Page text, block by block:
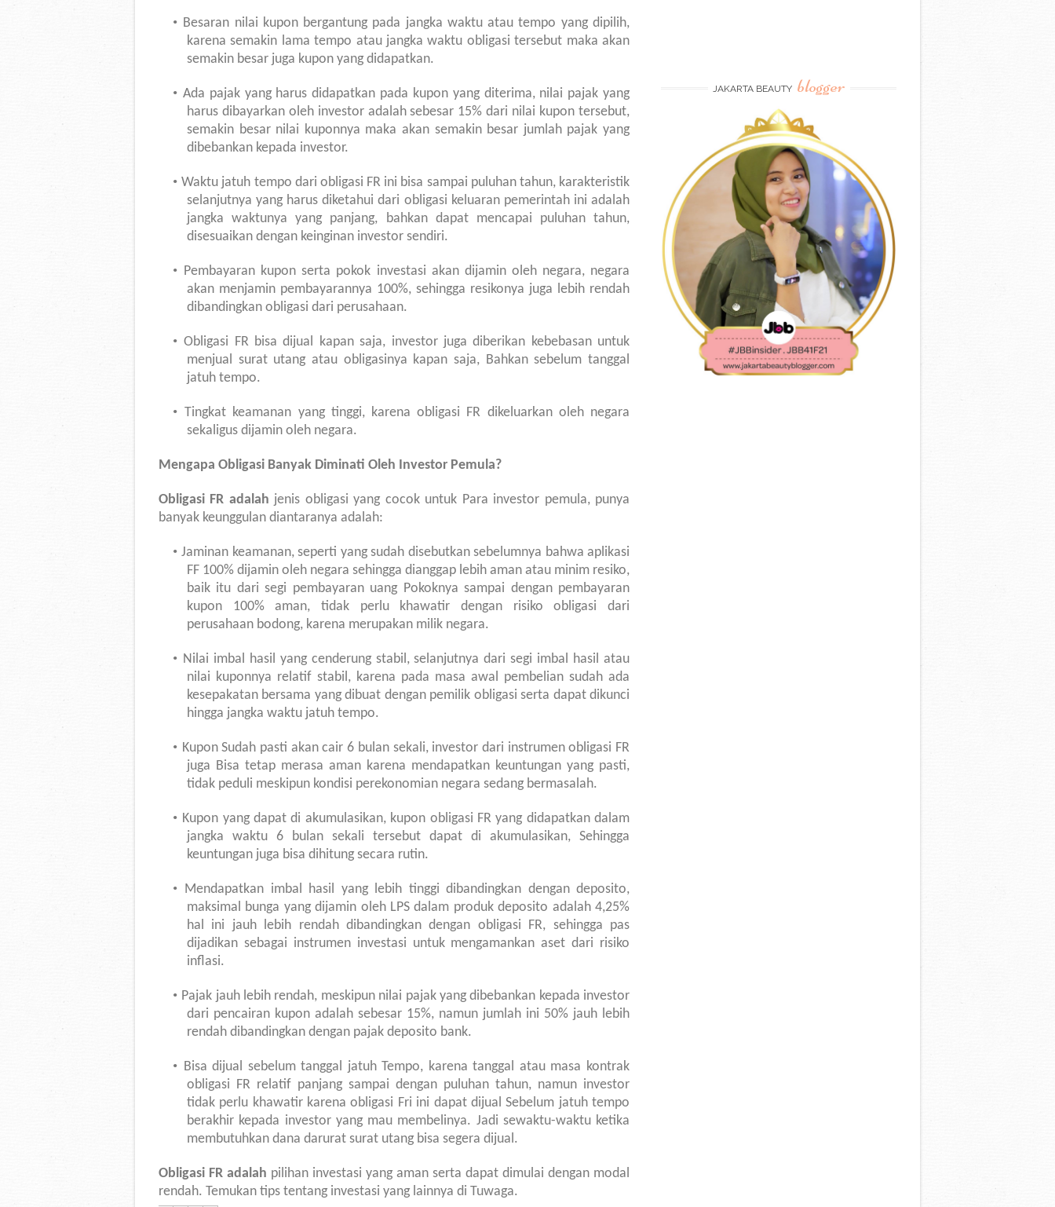
• Besaran nilai kupon bergantung pada jangka waktu atau tempo yang dipilih,
karena semakin lama tempo atau jangka waktu obligasi tersebut maka akan
semakin besar juga kupon yang didapatkan.
• Ada pajak yang harus didapatkan pada kupon yang diterima, nilai pajak yang
harus dibayarkan oleh investor adalah sebesar 15% dari nilai kupon tersebut,
semakin besar nilai kuponnya maka akan semakin besar jumlah pajak yang
dibebankan kepada investor.
•Waktu jatuh tempo dari obligasi FR ini bisa sampai puluhan tahun, karakteristik
selanjutnya yang harus diketahui dari obligasi keluaran pemerintah ini adalah
jangka waktunya yang panjang, bahkan dapat mencapai puluhan tahun,
disesuaikan dengan keinginan investor sendiri.
• Pembayaran kupon serta pokok investasi akan dijamin oleh negara, negara
akan menjamin pembayarannya 100%, sehingga resikonya juga lebih rendah
dibandingkan obligasi dari perusahaan.
•Obligasi FR bisa dijual kapan saja, investor juga diberikan kebebasan untuk
menjual surat utang atau obligasinya kapan saja, Bahkan sebelum tanggal
jatuh tempo.
•Tingkat keamanan yang tinggi, karena obligasi FR dikeluarkan oleh negara
sekaligus dijamin oleh negara.
Mengapa Obligasi Banyak Diminati Oleh Investor Pemula?
Obligasi FR adalah jenis obligasi yang cocok untuk Para investor pemula, punya
banyak keunggulan diantaranya adalah:
•Jaminan keamanan, seperti yang sudah disebutkan sebelumnya bahwa aplikasi
FF 100% dijamin oleh negara sehingga dianggap lebih aman atau minim resiko,
baik itu dari segi pembayaran uang Pokoknya sampai dengan pembayaran
kupon 100% aman, tidak perlu khawatir dengan risiko obligasi dari
perusahaan bodong, karena merupakan milik negara.
• Nilai imbal hasil yang cenderung stabil, selanjutnya dari segi imbal hasil atau
nilai kuponnya relatif stabil, karena pada masa awal pembelian sudah ada
kesepakatan bersama yang dibuat dengan pemilik obligasi serta dapat dikunci
hingga jangka waktu jatuh tempo.
• Kupon Sudah pasti akan cair 6 bulan sekali, investor dari instrumen obligasi FR
juga Bisa tetap merasa aman karena mendapatkan keuntungan yang pasti,
tidak peduli meskipun kondisi perekonomian negara sedang bermasalah.
• Kupon yang dapatdi akumulasikan, kupon obligasi FR yang didapatkan dalam
jangka waktu 6 bulan sekali tersebut dapat di akumulasikan, Sehingga
keuntungan juga bisa dihitung secara rutin.
• Mendapatkan imbal hasil yang lebih tinggi dibandingkan dengan deposito,
maksimal bunga yang dijamin oleh LPS dalam produk deposito adalah 4,25%
hal ini jauh lebih rendah dibandingkan dengan obligasi FR, sehingga pas
dijadikan sebagai instrumen investasi untuk mengamankan aset dari risiko
inflasi.
• Pajak jauh lebih rendah, meskipun nilai pajak yang dibebankan kepada investor
dari pencairan kupon adalah sebesar 15%, namun jumlah ini 50% jauh lebih
rendah dibandingkan dengan pajak deposito bank.
• Bisa dijual sebelum tanggal jatuh Tempo, karena tanggal atau masa kontrak
obligasi FR relatif panjang sampai dengan puluhan tahun, namun investor
tidak perlu khawatir karena obligasi Fri ini dapat dijual Sebelum jatuh tempo
berakhir kepada investor yang mau membelinya. Jadi sewaktu-waktu ketika
membutuhkan dana darurat surat utang bisa segera dijual.
Obligasi FR adalah pilihan investasi yang aman serta dapat dimulai dengan modal
rendah. Temukan tips tentang investasi yang lainnya di Tuwaga.
JAKARTA BEAUTY blogger